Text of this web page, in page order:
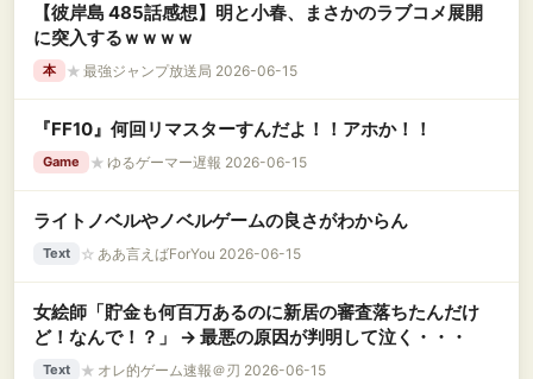
【彼岸島 485話感想】明と小春、まさかのラブコメ展開
に突入するｗｗｗｗ
本 ★ 最強ジャンプ放送局 2026-06-15
『FF10』何回リマスターすんだよ！！アホか！！
Game ★ ゆるゲーマー遅報 2026-06-15
ライトノベルやノベルゲームの良さがわからん
Text ☆ ああ言えばForYou 2026-06-15
女絵師「貯金も何百万あるのに新居の審査落ちたんだけ
ど！なんで！？」 → 最悪の原因が判明して泣く・・・
Text ★ オレ的ゲーム速報＠刃 2026-06-15